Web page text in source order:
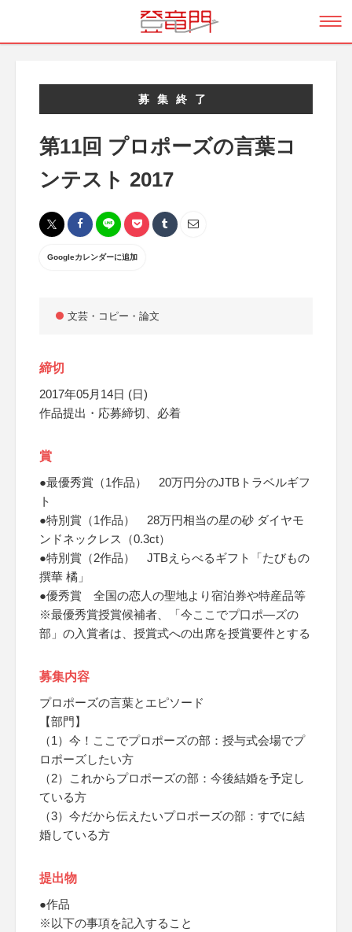
募集終了
第11回 プロポーズの言葉コ
ンテスト 2017
Googleカレンダーに追加
文芸・コピー・論文
締切
2017年05月14日 (日)
作品提出・応募締切、必着
賞
●最優秀賞（1作品） 20万円分のJTBトラベルギフ
ト
●特別賞（1作品） 28万円相当の星の砂 ダイヤモ
ンドネックレス（0.3ct）
●特別賞（2作品） JTBえらべるギフト「たびもの
撰華 橘」
●優秀賞 全国の恋人の聖地より宿泊券や特産品等
※最優秀賞授賞候補者、「今ここでプ口ポ―ズの
部」の入賞者は、授賞式への出席を授賞要件とする
募集内容
プロポーズの言葉とエピソード
【部門】
（1）今！ここでプロポーズの部：授与式会場でプ
ロポーズしたい方
（2）これからプロポーズの部：今後結婚を予定し
ている方
（3）今だから伝えたいプロポーズの部：すでに結
婚している方
提出物
●作品
※以下の事項を記入すること